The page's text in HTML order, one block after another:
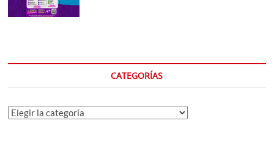
CATEGORÍAS
Categorías